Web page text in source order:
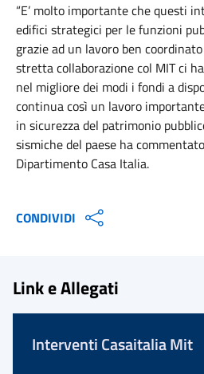
“E’ molto importante che questi
edifici strategici per le funzioni
grazie ad un lavoro ben
stretta collaborazione col MIT ci
nel migliore dei modi i fondi a
continua così un lavoro
in sicurezza del patrimonio
sismiche del paese ha
Dipartimento Casa Italia.
CONDIVIDI
Link e Allegati
Interventi Casaitalia Mit